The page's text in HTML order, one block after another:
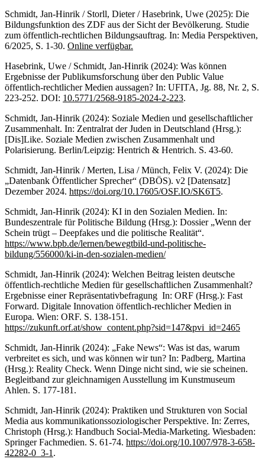
Schmidt, Jan-Hinrik / Storll, Dieter / Hasebrink, Uwe (2025): Die
Bildungsfunktion des ZDF aus der Sicht der Bevölkerung. Studie
zum öffentlich-rechtlichen Bildungsauftrag. In: Media Perspektiven,
6/2025, S. 1-30. Online verfügbar.
Hasebrink, Uwe / Schmidt, Jan-Hinrik (2024): Was können
Ergebnisse der Publikumsforschung über den Public Value
öffentlich-rechtlicher Medien aussagen? In: UFITA, Jg. 88, Nr. 2, S.
223-252. DOI: 10.5771/2568-9185-2024-2-223.
Schmidt, Jan-Hinrik (2024): Soziale Medien und gesellschaftlicher
Zusammenhalt. In: Zentralrat der Juden in Deutschland (Hrsg.):
[Dis]Like. Soziale Medien zwischen Zusammenhalt und
Polarisierung. Berlin/Leipzig: Hentrich & Hentrich. S. 43-60.
Schmidt, Jan-Hinrik / Merten, Lisa / Münch, Felix V. (2024): Die
„Datenbank Öffentlicher Sprecher“ (DBÖS). v2 [Datensatz]
Dezember 2024. https://doi.org/10.17605/OSF.IO/SK6T5.
Schmidt, Jan-Hinrik (2024): KI in den Sozialen Medien. In:
Bundeszentrale für Politische Bildung (Hrsg.): Dossier „Wenn der
Schein trügt – Deepfakes und die politische Realität“.
https://www.bpb.de/lernen/bewegtbild-und-politische-
bildung/556000/ki-in-den-sozialen-medien/
Schmidt, Jan-Hinrik (2024): Welchen Beitrag leisten deutsche
öffentlich-rechtliche Medien für gesellschaftlichen Zusammenhalt?
Ergebnisse einer Repräsentativbefragung In: ORF (Hrsg.): Fast
Forward. Digitale Innovation öffentlich-rechlicher Medien in
Europa. Wien: ORF. S. 138-151.
https://zukunft.orf.at/show_content.php?sid=147&pvi_id=2465
Schmidt, Jan-Hinrik (2024): „Fake News“: Was ist das, warum
verbreitet es sich, und was können wir tun? In: Padberg, Martina
(Hrsg.): Reality Check. Wenn Dinge nicht sind, wie sie scheinen.
Begleitband zur gleichnamigen Ausstellung im Kunstmuseum
Ahlen. S. 177-181.
Schmidt, Jan-Hinrik (2024): Praktiken und Strukturen von Social
Media aus kommunikationssoziologischer Perspektive. In: Zerres,
Christoph (Hrsg.): Handbuch Social-Media-Marketing. Wiesbaden:
Springer Fachmedien. S. 61-74. https://doi.org/10.1007/978-3-658-
42282-0_3-1 .